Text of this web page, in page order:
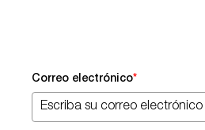
Correo electrónico*